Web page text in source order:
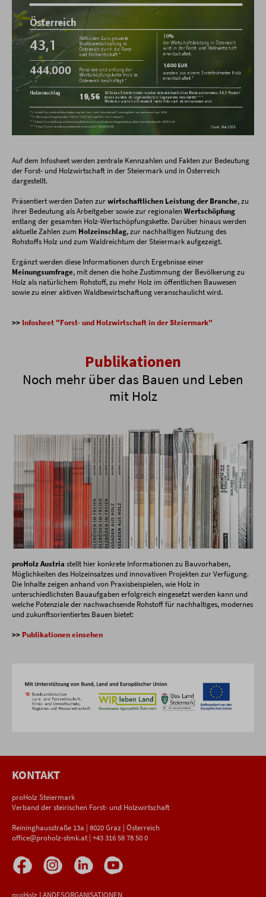
Auf dem Infosheet werden zentrale Kennzahlen und Fakten zur Bedeutung
der Forst- und Holzwirtschaft in der Steiermark und in Österreich
dargestellt.
Präsentiert werden Daten zurwirtschaftlichen Leistung der Branche, zu
ihrer Bedeutung als Arbeitgeber sowie zur regionalen Wertschöpfung
entlang der gesamten Holz-Wertschöpfungskette. Darüber hinaus werden
aktuelle Zahlen zum Holzeinschlag, zur nachhaltigen Nutzung des
Rohstoffs Holz und zum Waldreichtum der Steiermark aufgezeigt.
Ergänzt werden diese Informationen durch Ergebnisse einer
Meinungsumfrage, mit denen die hohe Zustimmung der Bevölkerung zu
Holz als natürlichem Rohstoff, zu mehr Holz im öffentlichen Bauwesen
sowie zu einer aktiven Waldbewirtschaftung veranschaulicht wird.
>> Infosheet "Forst- und Holzwirtschaft in der Steiermark"
Publikationen
Noch mehr über das Bauen und Leben
mit Holz
proHolz Austria stellt hier konkrete Informationen zu Bauvorhaben,
Möglichkeiten des Holzeinsatzes und innovativen Projekten zur Verfügung.
Die Inhalte zeigen anhand von Praxisbeispielen, wie Holz in
unterschiedlichsten Bauaufgaben erfolgreich eingesetzt werden kann und
welche Potenziale der nachwachsende Rohstoff für nachhaltiges, modernes
und zukunftsorientiertes Bauen bietet:
>> Publikationen einsehen
KONTAKT
proHolz Steiermark
Verband der steirischen Forst- und Holzwirtschaft
Reininghausstraße 13a | 8020 Graz | Österreich
office@proholz-stmk.at | +43 316 58 78 50 0
proHolz LANDESORGANISATIONEN